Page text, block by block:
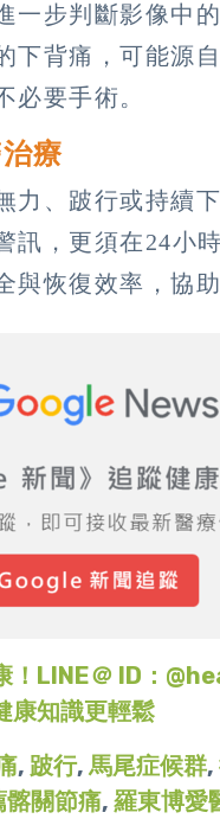
一步判斷影像中
下背痛，可能源
必要手術。
療
、跛行或持續
訊，更須在24小
恢復效率，協
！LINE＠ ID：
康知識更輕鬆
, 跛行, 馬尾症候群,
髂關節痛, 羅東博愛